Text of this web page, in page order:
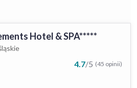
Hotel & SPA*****
4.7/5 (45 opinii)